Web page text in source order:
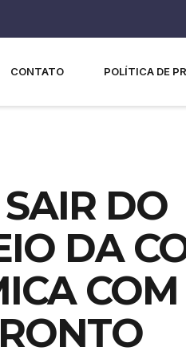
CONTATO POLÍTICA DE
DO
DA
COM